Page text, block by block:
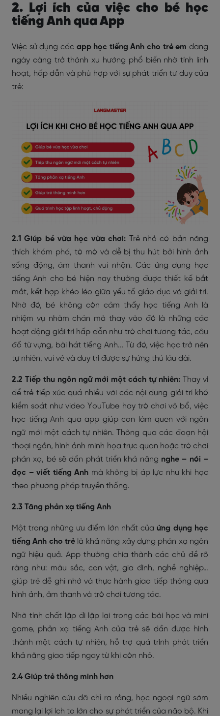
2. Lợi ích của việc cho bé học
tiếng Anh qua App
Việc sử dụng các app học tiếng Anh cho trẻ em đang
ngày càng trở thành xu hướng phổ biến nhờ tính linh
hoạt, hấp dẫn và phù hợp với sự phát triển tư duy của
trẻ:
2.1 Giúp bé vừa học vừa chơi:
Trẻ nhỏ có bản năng
thích khám phá, tò mò và dễ bị thu hút bởi hình ảnh
sống động, âm thanh vui nhộn. Các ứng dụng học
tiếng Anh cho bé hiện nay thường được thiết kế bắt
mắt, kết hợp khéo léo giữa yếu tố giáo dục và giải trí.
Nhờ đó, bé không còn cảm thấy học tiếng Anh là
nhiệm vụ nhàm chán mà thay vào đó là những các
hoạt động giải trí hấp dẫn như trò chơi tương tác, câu
đố từ vựng, bài hát tiếng Anh... Từ đó, việc học trở nên
tự nhiên, vui vẻ và duy trì được sự hứng thú lâu dài.
2.2 Tiếp thu ngôn ngữ mới một cách tự nhiên:
Thay vì
để trẻ tiếp xúc quá nhiều với các nội dung giải trí khó
kiểm soát như video YouTube hay trò chơi vô bổ, việc
học tiếng Anh qua app giúp con làm quen với ngôn
ngữ mới một cách tự nhiên. Thông qua các đoạn hội
thoại ngắn, hình ảnh minh họa trực quan hoặc trò chơi
phản xạ, bé sẽ dần phát triển khả năng nghe – nói –
đọc – viết tiếng Anh mà không bị áp lực như khi học
theo phương pháp truyền thống.
2.3 Tăng phản xạ tiếng Anh
Một trong những ưu điểm lớn nhất của ứng dụng học
tiếng Anh cho trẻ là khả năng xây dựng phản xạ ngôn
ngữ hiệu quả. App thường chia thành các chủ đề rõ
ràng như: màu sắc, con vật, gia đình, nghề nghiệp…
giúp trẻ dễ ghi nhớ và thực hành giao tiếp thông qua
hình ảnh, âm thanh và trò chơi tương tác.
Nhờ tính chất lặp đi lặp lại trong các bài học và mini
game, phản xạ tiếng Anh của trẻ sẽ dần được hình
thành một cách tự nhiên, hỗ trợ quá trình phát triển
khả năng giao tiếp ngay từ khi còn nhỏ.
2.4 Giúp trẻ thông minh hơn
Nhiều nghiên cứu đã chỉ ra rằng, học ngoại ngữ sớm
mang lại lợi ích to lớn cho sự phát triển của não bộ. Khi